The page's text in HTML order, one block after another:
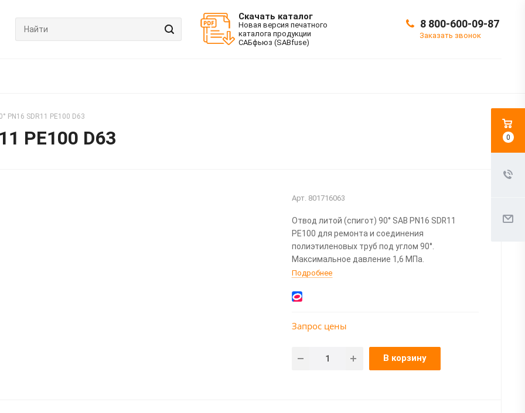
Скачать каталог
Новая версия печатного
каталога продукции
САБфьюз (SABfuse)
8 800-600-09-87
Заказать звонок
PN16 SDR11 PE100 D63
PE100 D63
Арт. 801716063
Отвод литой (спигот) 90° SAB PN16 SDR11
PE100 для ремонта и соединения
полиэтиленовых труб под углом 90°.
Максимальное давление 1,6 МПа.
Подробнее
Запрос цены
В корзину
0